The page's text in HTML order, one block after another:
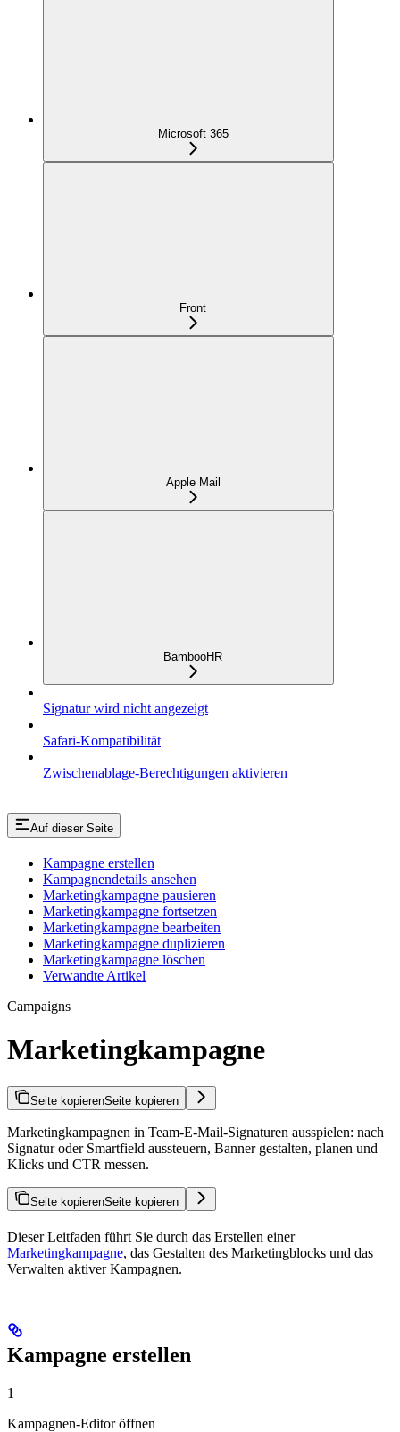
Microsoft 365
Front
Apple Mail
BambooHR
Signatur wird nicht angezeigt
Safari-Kompatibilität
Zwischenablage-Berechtigungen aktivieren
Auf dieser Seite
Kampagne erstellen
Kampagnendetails ansehen
Marketingkampagne pausieren
Marketingkampagne fortsetzen
Marketingkampagne bearbeiten
Marketingkampagne duplizieren
Marketingkampagne löschen
Verwandte Artikel
Campaigns
Marketingkampagne
Seite kopierenSeite kopieren
Marketingkampagnen in Team-E-Mail-Signaturen ausspielen: nach
Signatur oder Smartfield aussteuern, Banner gestalten, planen und
Klicks und CTR messen.
Seite kopierenSeite kopieren
Dieser Leitfaden führt Sie durch das Erstellen einer
Marketingkampagne, das Gestalten des Marketingblocks und das
Verwalten aktiver Kampagnen.
Kampagne erstellen
1
Kampagnen-Editor öffnen